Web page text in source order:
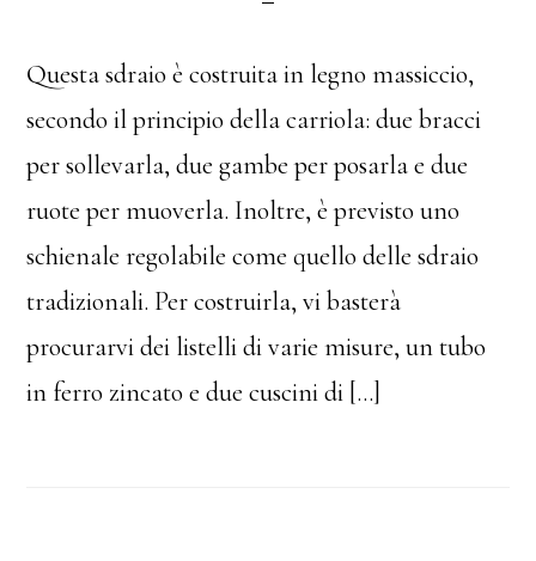
Questa sdraio è costruita in legno massiccio,
secondo il principio della carriola: due bracci
per sollevarla, due gambe per posarla e due
ruote per muoverla. Inoltre, è previsto uno
schienale regolabile come quello delle sdraio
tradizionali. Per costruirla, vi basterà
procurarvi dei listelli di varie misure, un tubo
in ferro zincato e due cuscini di […]